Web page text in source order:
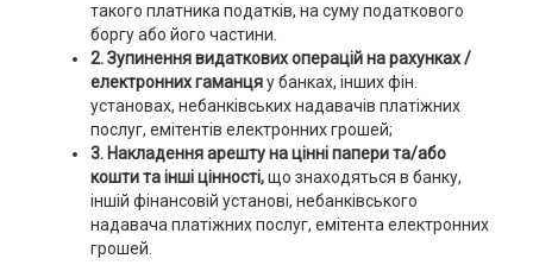
такого платника податків, на суму податкового
боргу або його частини.
2. Зупинення видаткових операцій на рахунках /
електронних гаманцяу банках, інших фін.
установах, небанківських надавачів платіжних
послуг, емітентів електронних грошей;
3. Накладення арешту на цінні папери та/або
кошти та інші цінності,що знаходяться в банку,
іншій фінансовій установі, небанківського
надавача платіжних послуг, емітента електронних
грошей.